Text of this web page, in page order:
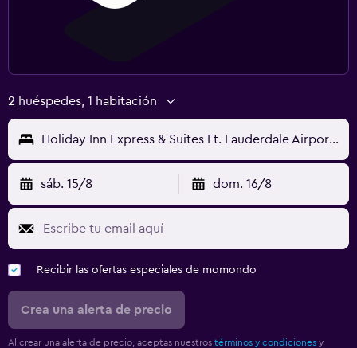
2 huéspedes, 1 habitación
Holiday Inn Express & Suites Ft. Lauderdale Airport/Cruise By IHG
sáb. 15/8 dom. 16/8
Recibir las ofertas especiales de momondo
Crea una alerta de precio
Al crear una alerta de precio, aceptas nuestros términos y condiciones y